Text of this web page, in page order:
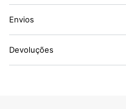
Envios
Devoluções